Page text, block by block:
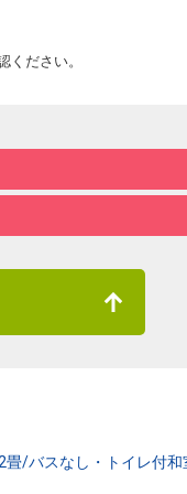
ださい。
/バスなし・トイレ付和